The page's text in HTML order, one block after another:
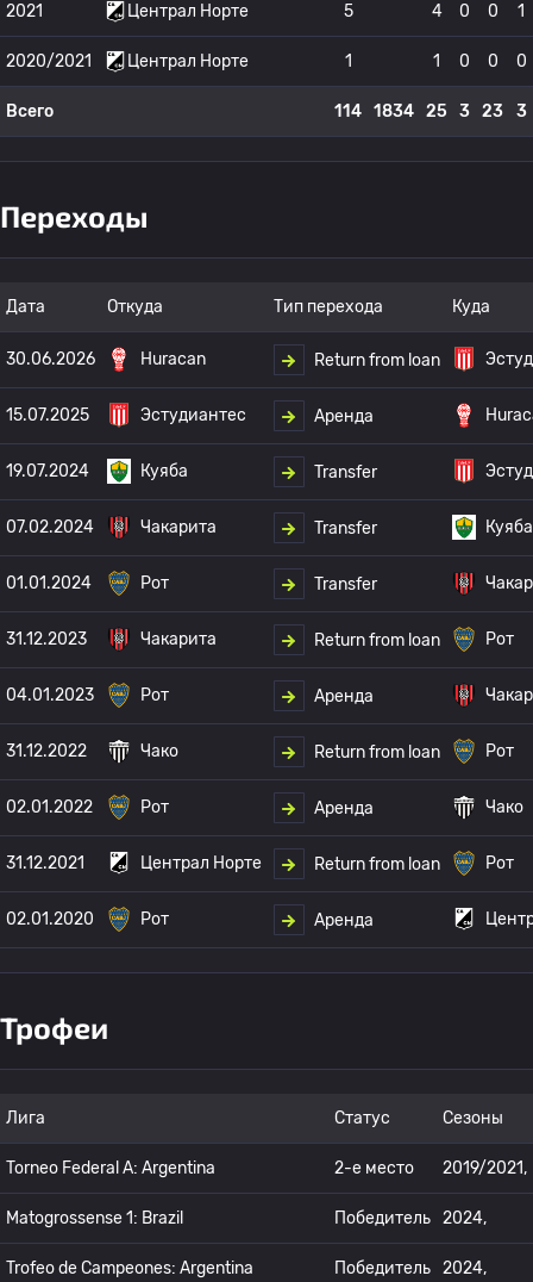
2021 Централ Норте 5 4 0 0 1
2020/2021 Централ Норте 1 1 0 0 0
Всего 114 1834 25 3 23 3
Переходы
Дата Откуда Тип перехода Куда
30.06.2026 Huracan Return from loan
15.07.2025 Эстудиантес Аренда
19.07.2024 Куяба Transfer
07.02.2024 Чакарита Transfer Куяба
01.01.2024 Рот Transfer
31.12.2023 Чакарита Return from loan Рот
04.01.2023 Рот Аренда
31.12.2022 Чако Return from loan Рот
02.01.2022 Рот Аренда Чако
31.12.2021 Централ Норте Return from loan Рот
02.01.2020 Рот Аренда
Трофеи
Лига Статус Сезоны
Torneo Federal A: Argentina 2-е место 2019/2021,
Matogrossense 1: Brazil Победитель 2024,
Trofeo de Campeones: Argentina Победитель 2024,